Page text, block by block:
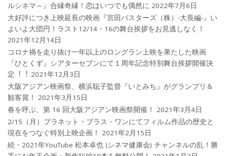
ルシネマ～』合縁奇縁！恋はいつでも偶然に 2022年7月6日
大好評につき上映延長の映画『宮田バスターズ（株）-大長編-』い
よいよ大団円！ラスト12/14・16の舞台挨拶をお見逃しなく！
2021年12月14日
コロナ禍を⾛り抜け⼀年以上のロングラン上映を果たした映画
『ひとくず』シアターセブンにて１周年記念特別舞台挨拶開催決
定︕︕ 2021年12月3日
大阪アジアン映画祭、横浜聡子監督『いとみち』がグランプリ＆
観客賞！
2021年3月15日
春を呼ぶ、第 16 回大阪アジアン映画祭開催！
2021年3月4日
2/15（月）プラネット・プラス・ワンにてフィルム作品の歴史と
現在をつなぐ特別上映企画！
2021年2月15日
続・2021年YouTube 松本卓也 (シネマ健康会) チャンネルの乱！勝